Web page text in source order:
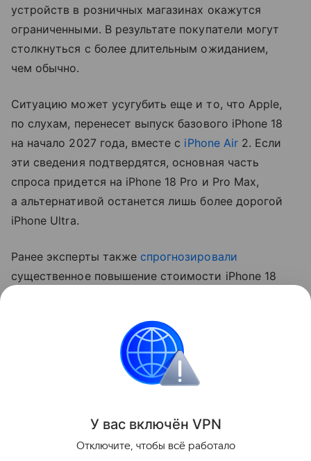
устройств в розничных магазинах окажутся
ограниченными. В результате покупатели могут
столкнуться с более длительным ожиданием,
чем обычно.
Ситуацию может усугубить еще и то, что Apple,
по слухам, перенесет выпуск базового iPhone 18
на начало 2027 года, вместе с iPhone Air2. Если
эти сведения подтвердятся, основная часть
спроса придется на iPhone 18 Pro и Pro Max,
а альтернативой останется лишь более дорогой
iPhone Ultra.
Ранее эксперты также спрогнозировали
существенное повышение стоимости iPhone 18
Поделиться
У вас включён VPN
Отключите, чтобы всё работало